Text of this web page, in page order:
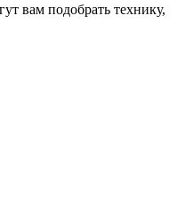
вам подобрать технику,